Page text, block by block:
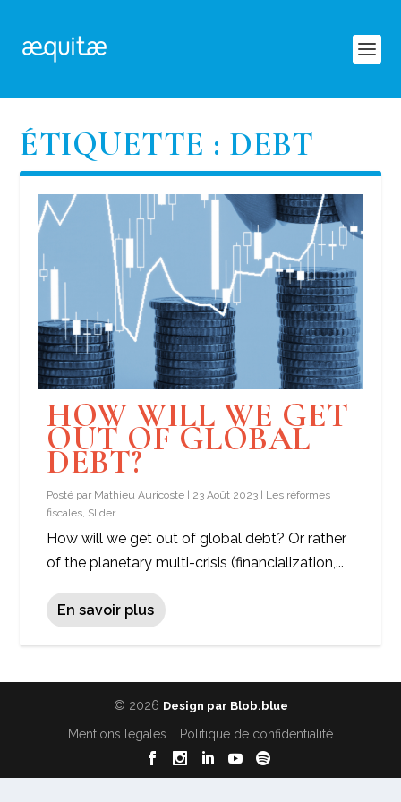
ÉTIQUETTE : DEBT
HOW WILL WE GET
OUT OF GLOBAL
DEBT?
Posté par Mathieu Auricoste | 23 Août 2023 | Les réformes
fiscales Slider
How will we get out of global debt? Or rather
of the planetary multi-crisis (financialization,...
En savoir plus
© 2026 Design par Blob.blue
Mentions légales Politique de confidentialité